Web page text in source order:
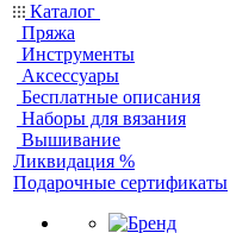
Каталог
Пряжа
Инструменты
Аксессуары
Бесплатные описания
Наборы для вязания
Вышивание
Ликвидация %
Подарочные сертификаты